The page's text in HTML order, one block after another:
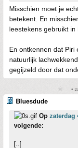
Misschien moet je
betekent. En
leestekens gebruikt in
En ontkennen dat Piri
natuurlijk
gegijzeld door dat
•
Bluesdude
Op zaterdag
volgende:
[..]